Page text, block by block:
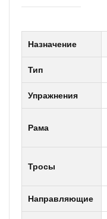
Назначение
Тип
Упражнения
Рама
Тросы
Направляющие